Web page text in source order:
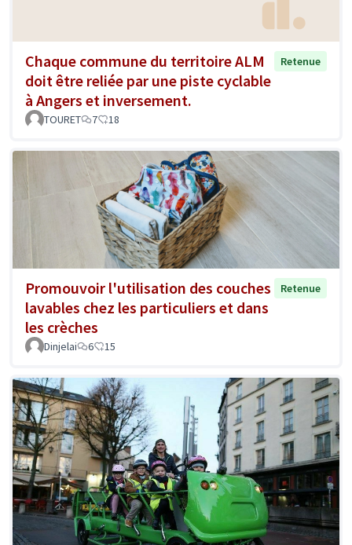
Chaque commune du territoire ALM
doit être reliée par une piste cyclable
à Angers et inversement.
Retenue
TOURET 7 18
Promouvoir l'utilisation des couches
lavables chez les particuliers et dans
les crèches
Retenue
Dinjelai 6 15